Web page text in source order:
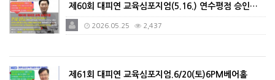
제60회 대피연 교육심포지엄(5.16.) 연수평점 승인…
2026.05.25 2,437
제61회 대피연 교육심포지엄.6/20(토)6PM베어홀